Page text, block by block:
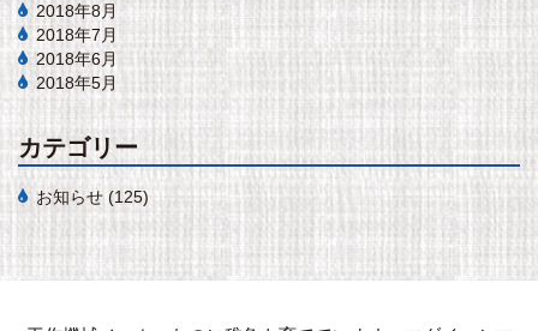
2018年8月
2018年7月
2018年6月
2018年5月
カテゴリー
お知らせ (125)